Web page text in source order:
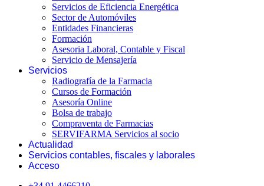
Servicios de Eficiencia Energética
Sector de Automóviles
Entidades Financieras
Formación
Asesoria Laboral, Contable y Fiscal
Servicio de Mensajería
Servicios
Radiografía de la Farmacia
Cursos de Formación
Asesoría Online
Bolsa de trabajo
Compraventa de Farmacias
SERVIFARMA Servicios al socio
Actualidad
Servicios contables, fiscales y laborales
Acceso